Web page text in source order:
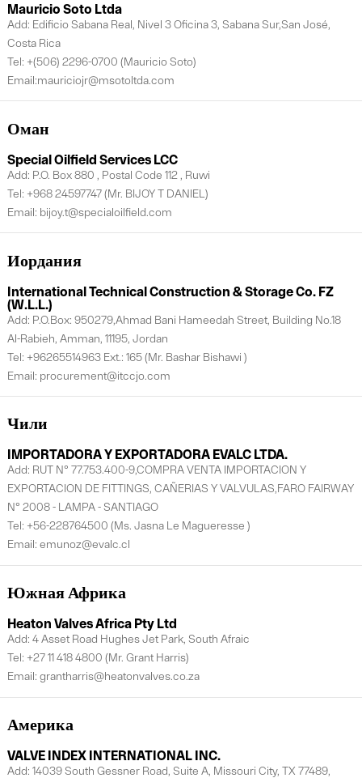
Mauricio Soto Ltda
Add: Edificio Sabana Real, Nivel 3 Oficina 3, Sabana Sur,San José,
Costa Rica
Tel: +(506) 2296-0700 (Mauricio Soto)
Email:mauriciojr@msotoltda.com
Оман
Special Oilfield Services LCC
Add: P.O. Box 880 , Postal Code 112 , Ruwi
Tel: +968 24597747 (Mr. BIJOY T DANIEL)
Email: bijoy.t@specialoilfield.com
Иордания
International Technical Construction & Storage Co. FZ
(W.L.L.)
Add: P.O.Box: 950279,Ahmad Bani Hameedah Street, Building No.18
Al-Rabieh, Amman, 11195, Jordan
Tel: +96265514963 Ext.: 165 (Mr. Bashar Bishawi )
Email: procurement@itccjo.com
Чили
IMPORTADORA Y EXPORTADORA EVALC LTDA.
Add: RUT N° 77.753.400-9,COMPRA VENTA IMPORTACION Y
EXPORTACION DE FITTINGS, CAÑERIAS Y VALVULAS,FARO FAIRWAY
N° 2008 - LAMPA - SANTIAGO
Tel: +56-228764500 (Ms. Jasna Le Magueresse )
Email: emunoz@evalc.cl
Южная Африка
Heaton Valves Africa Pty Ltd
Add: 4 Asset Road Hughes Jet Park, South Afraic
Tel: +27 11 418 4800 (Mr. Grant Harris)
Email: grantharris@heatonvalves.co.za
Америка
VALVE INDEX INTERNATIONAL INC.
Add: 14039 South Gessner Road, Suite A, Missouri City, TX 77489,